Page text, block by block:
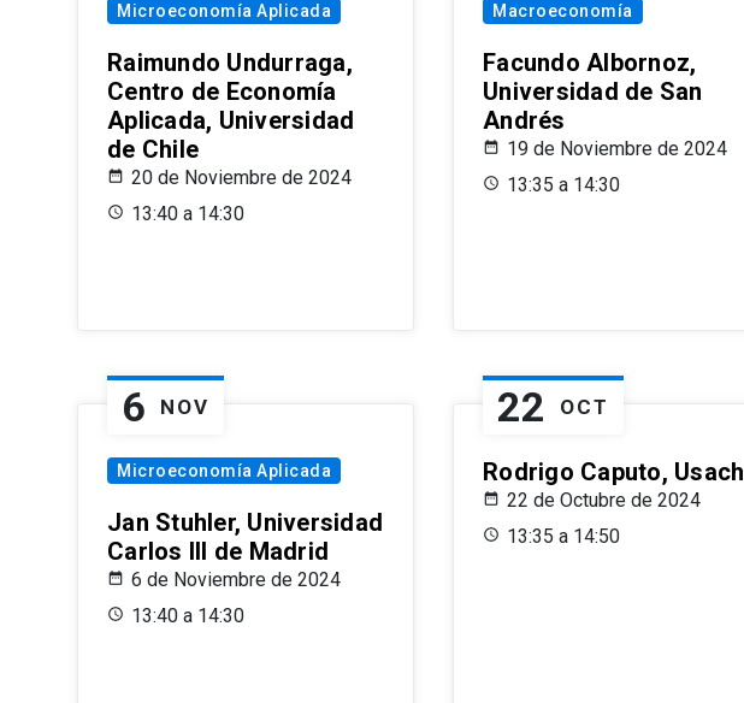
Microeconomía Aplicada
Raimundo Undurraga,
Centro de Economía
Aplicada, Universidad
de Chile
20 de Noviembre de 2024
13:40 a 14:30
Macroeconomía
Facundo Albornoz,
Universidad de San
Andrés
19 de Noviembre de 2024
13:35 a 14:30
6 NOV
Microeconomía Aplicada
Jan Stuhler, Universidad
Carlos III de Madrid
6 de Noviembre de 2024
13:40 a 14:30
22 OCT
Rodrigo Caputo, Usach
22 de Octubre de 2024
13:35 a 14:50